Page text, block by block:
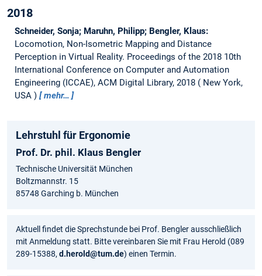
2018
Schneider, Sonja; Maruhn, Philipp; Bengler, Klaus:
Locomotion, Non-Isometric Mapping and Distance
Perception in Virtual Reality. Proceedings of the 2018 10th
International Conference on Computer and Automation
Engineering (ICCAE), ACM Digital Library, 2018
New York,
USA
mehr…
Lehrstuhl für Ergonomie
Prof. Dr. phil. Klaus Bengler
Technische Universität München
Boltzmannstr. 15
85748 Garching b. München
Aktuell findet die Sprechstunde bei Prof. Bengler ausschließlich
mit Anmeldung statt. Bitte vereinbaren Sie mit Frau Herold (089
289-15388, d.herold@tum.de) einen Termin.